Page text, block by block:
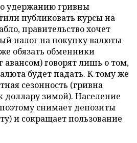
удержанию гривны
публиковать курсы на
правительство хочет
налог на покупку валюты
обязать обменники
авансом) говорят лишь о том,
будет падать. К тому же
сезонность (гривна
доллару зимой). Население
снимает депозиты
и сокращает пользование